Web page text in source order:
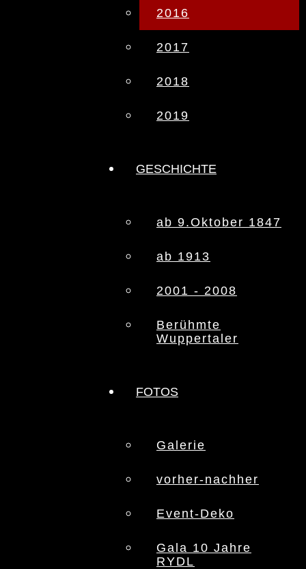
2016
2017
2018
2019
GESCHICHTE
ab 9.Oktober 1847
ab 1913
2001 - 2008
Berühmte
Wuppertaler
FOTOS
Galerie
vorher-nachher
Event-Deko
Gala 10 Jahre
RYDL